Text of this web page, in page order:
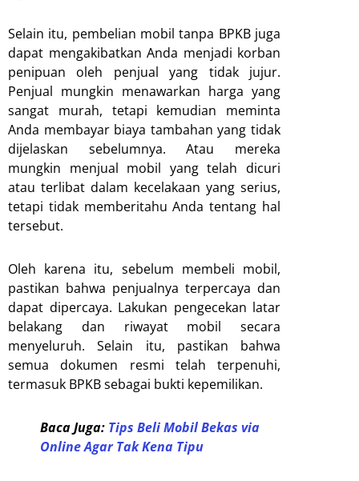
Selain itu, pembelian mobil tanpa BPKB juga
dapat mengakibatkan Anda menjadi korban
penipuan oleh penjual yang tidak jujur.
Penjual mungkin menawarkan harga yang
sangat murah, tetapi kemudian meminta
Anda membayar biaya tambahan yang tidak
dijelaskan sebelumnya. Atau mereka
mungkin menjual mobil yang telah dicuri
atau terlibat dalam kecelakaan yang serius,
tetapi tidak memberitahu Anda tentang hal
tersebut.
Oleh karena itu, sebelum membeli mobil,
pastikan bahwa penjualnya terpercaya dan
dapat dipercaya. Lakukan pengecekan latar
belakang dan riwayat mobil secara
menyeluruh. Selain itu, pastikan bahwa
semua dokumen resmi telah terpenuhi,
termasuk BPKB sebagai bukti kepemilikan.
Baca Juga: Tips Beli Mobil Bekas via
Online Agar Tak Kena Tipu